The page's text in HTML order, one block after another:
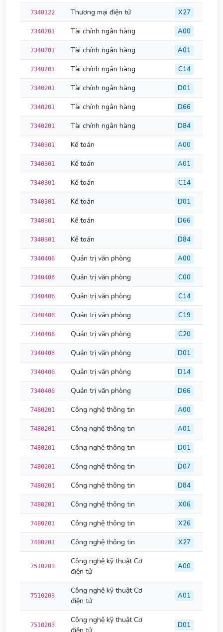
7340122 Thương mại điện tử X27
7340201 Tài chính ngân hàng A00
7340201 Tài chính ngân hàng A01
7340201 Tài chính ngân hàng C14
7340201 Tài chính ngân hàng D01
7340201 Tài chính ngân hàng D66
7340201 Tài chính ngân hàng D84
7340301 Kế toán A00
7340301 Kế toán A01
7340301 Kế toán C14
7340301 Kế toán D01
7340301 Kế toán D66
7340301 Kế toán D84
7340406 Quản trị văn phòng A00
7340406 Quản trị văn phòng C00
7340406 Quản trị văn phòng C14
7340406 Quản trị văn phòng C19
7340406 Quản trị văn phòng C20
7340406 Quản trị văn phòng D01
7340406 Quản trị văn phòng D14
7340406 Quản trị văn phòng D66
7480201 Công nghệ thông tin A00
7480201 Công nghệ thông tin A01
7480201 Công nghệ thông tin D01
7480201 Công nghệ thông tin D07
7480201 Công nghệ thông tin D84
7480201 Công nghệ thông tin X06
7480201 Công nghệ thông tin X26
7480201 Công nghệ thông tin X27
7510203
Công nghệ kỹ thuật Cơ
điện tử
A00
7510203
Công nghệ kỹ thuật Cơ
điện tử
A01
7510203
Công nghệ kỹ thuật Cơ
D01